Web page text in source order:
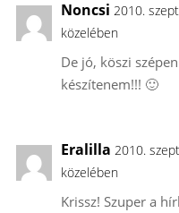
Noncsi 2010.
közelében
De jó, köszi
készítenem!!! 🙂
Eralilla 2010.
közelében
Krissz! Szuper a